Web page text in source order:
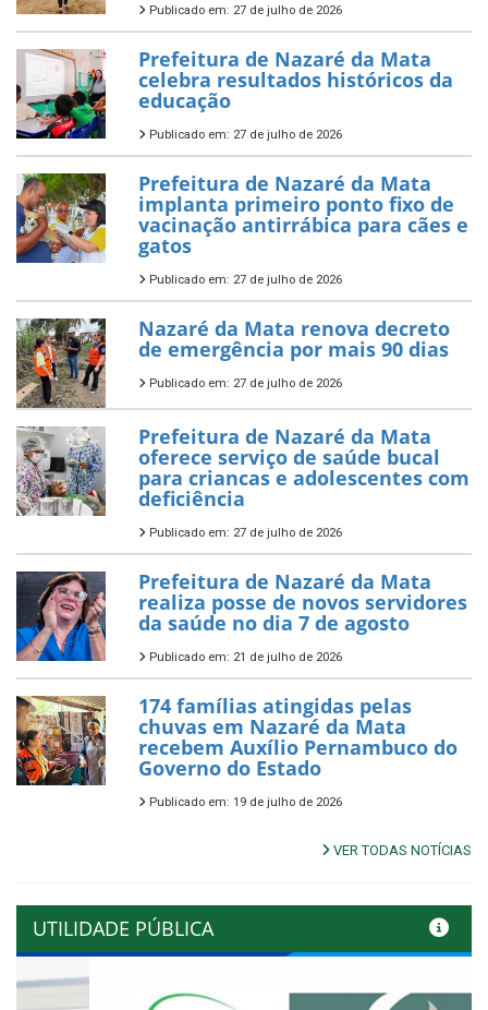
Publicado em: 27 de julho de 2026
Prefeitura de Nazaré da Mata
celebra resultados históricos da
educação
Publicado em: 27 de julho de 2026
Prefeitura de Nazaré da Mata
implanta primeiro ponto fixo de
vacinação antirrábica para cães e
gatos
Publicado em: 27 de julho de 2026
Nazaré da Mata renova decreto
de emergência por mais 90 dias
Publicado em: 27 de julho de 2026
Prefeitura de Nazaré da Mata
oferece serviço de saúde bucal
para criancas e adolescentes com
deficiência
Publicado em: 27 de julho de 2026
Prefeitura de Nazaré da Mata
realiza posse de novos servidores
da saúde no dia 7 de agosto
Publicado em: 21 de julho de 2026
174 famílias atingidas pelas
chuvas em Nazaré da Mata
recebem Auxílio Pernambuco do
Governo do Estado
Publicado em: 19 de julho de 2026
VER TODAS NOTÍCIAS
UTILIDADE PÚBLICA